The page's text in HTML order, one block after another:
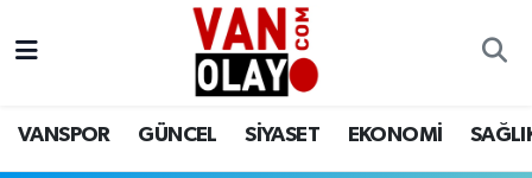
VANSPOR GÜNCEL SİYASET EKONOMİ
Van Nöbetçi Eczaneler